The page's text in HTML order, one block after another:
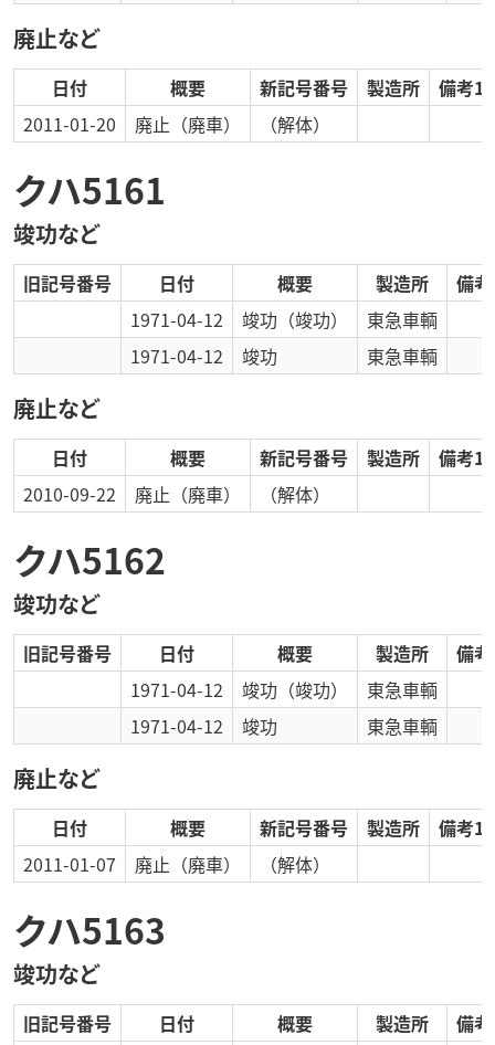
廃止など
日付 概要 新記号番号 製造所
備考1
2011-01-20
廃止 （廃車） （解体）
クハ5161
竣功など
旧記号番号 日付 概要 製造所
備
1971-04-12
竣功 （竣功）
東急車輌
1971-04-12
竣功 東急車輌
廃止など
日付 概要 新記号番号 製造所
備考1
2010-09-22
廃止 （廃車） （解体）
クハ5162
竣功など
旧記号番号 日付 概要 製造所
備
1971-04-12
竣功 （竣功）
東急車輌
1971-04-12
竣功 東急車輌
廃止など
日付 概要 新記号番号 製造所
備考1
2011-01-07
廃止 （廃車） （解体）
クハ5163
竣功など
旧記号番号 日付 概要 製造所
備